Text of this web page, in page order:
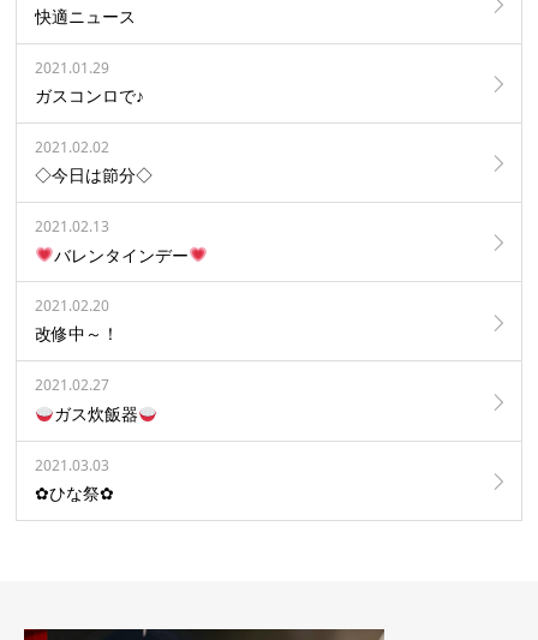
快適ニュース
2021.01.29
ガスコンロで♪
2021.02.02
◇今日は節分◇
2021.02.13
バレンタインデー
2021.02.20
改修中～！
2021.02.27
ガス炊飯器
2021.03.03
✿ひな祭✿